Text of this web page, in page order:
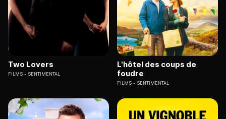
Two Lovers
FILMS SENTIMENTAL
L'hôtel des coups de
foudre
FILMS SENTIMENTAL